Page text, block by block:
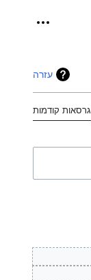
כלים
עזרה
גרסאות קודמות